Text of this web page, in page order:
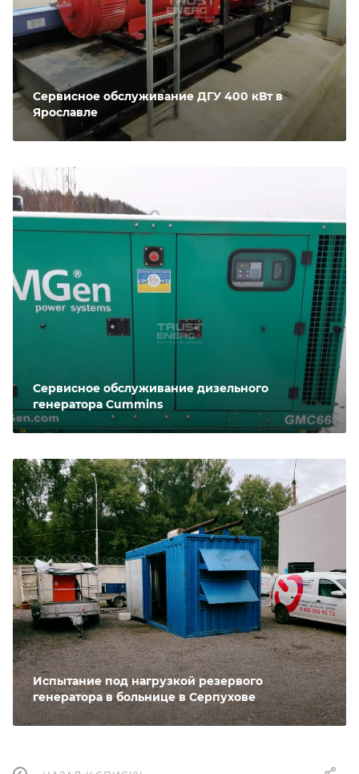
Сервисное обслуживание ДГУ 400 кВт в
Ярославле
Сервисное обслуживание дизельного
генератора Cummins
Испытание под нагрузкой резервого
генератора в больнице в Серпухове